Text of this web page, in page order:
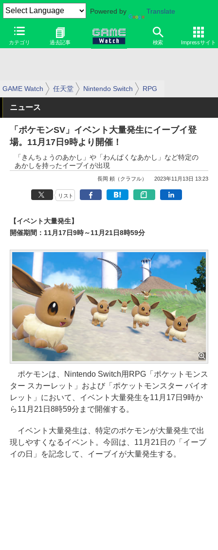
Powered by Translate
カテゴリ 過去記事 検索 Impressサイト
GAME Watch 任天堂 Nintendo Switch RPG
ニュース
「ポケモンSV」イベント大量発生にイーブイ登
場。11月17日9時より開催！
「きんちょうのあかし」や「わんぱくなあかし」など特定の
あかしを持ったイーブイが出現
長岡 頼（クラフル） 2023年11月13日 13:23
リスト
【イベント大量発生】
開催期間：11月17日9時～11月21日8時59分
ポケモンは、Nintendo Switch用RPG「ポケットモンス
ター スカーレット」および「ポケットモンスター バイオ
レット」において、イベント大量発生を11月17日9時か
ら11月21日8時59分まで開催する。
イベント大量発生は、特定のポケモンが大量発生で出
現しやすくなるイベント。今回は、11月21日の「イーブ
イの日」を記念して、イーブイが大量発生する。